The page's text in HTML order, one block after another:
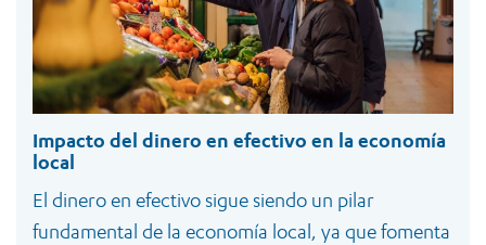
Impacto del dinero en efectivo en la economía
local
El dinero en efectivo sigue siendo un pilar
fundamental de la economía local, ya que fomenta